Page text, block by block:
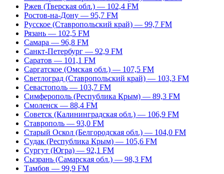
Ржев (Тверская обл.) — 102,4 FM
Ростов-на-Дону — 95,7 FM
Русское (Ставропольский край) — 99,7 FM
Рязань — 102,5 FM
Самара — 96,8 FM
Санкт-Петербург — 92,9 FM
Саратов — 101,1 FM
Саргатское (Омская обл.) — 107,5 FM
Светлоград (Ставропольский край) — 103,3 FM
Севастополь — 103,7 FM
Симферополь (Республика Крым) — 89,3 FM
Смоленск — 88,4 FM
Советск (Калининградская обл.) — 106,9 FM
Ставрополь — 93,0 FM
Старый Оскол (Белгородская обл.) — 104,0 FM
Судак (Республика Крым) — 105,6 FM
Сургут (Югра) — 92,1 FM
Сызрань (Самарская обл.) — 98,3 FM
Тамбов — 99,9 FM